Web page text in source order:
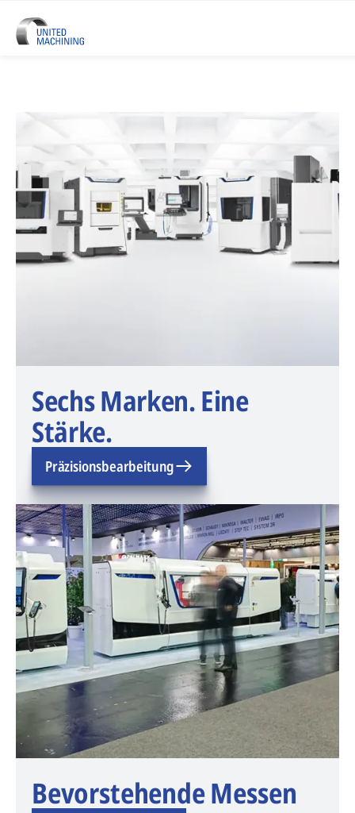
UNITED MACHINING –
Sechs Marken. Eine
Stärke.
Präzisionsbearbeitung
Bevorstehende Messen